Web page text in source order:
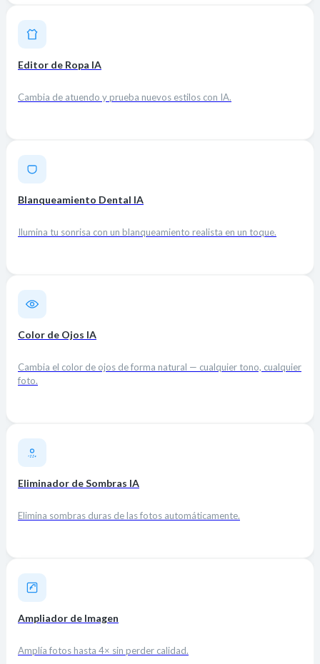
Editor de Ropa IA
Cambia de atuendo y prueba nuevos estilos con IA.
Blanqueamiento Dental IA
Ilumina tu sonrisa con un blanqueamiento realista en un toque.
Color de Ojos IA
Cambia el color de ojos de forma natural — cualquier tono, cualquier
foto.
Eliminador de Sombras IA
Elimina sombras duras de las fotos automáticamente.
Ampliador de Imagen
Amplía fotos hasta 4× sin perder calidad.